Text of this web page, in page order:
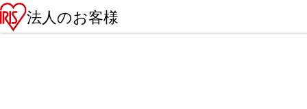
法人のお客様